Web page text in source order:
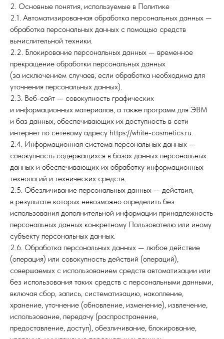
2. Основные понятия, используемые в Политике
2.1. Автоматизированная обработка персональных данных —
обработка персональных данных с помощью средств
вычислительной техники.
2.2. Блокирование персональных данных — временное
прекращение обработки персональных данных
(за исключением случаев, если обработка необходима для
уточнения персональных данных).
2.3. Веб-сайт — совокупность графических
и информационных материалов, а также программ для ЭВМ
и баз данных, обеспечивающих их доступность в сети
интернет по сетевому адресу https://white-cosmetics.ru.
2.4. Информационная система персональных данных —
совокупность содержащихся в базах данных персональных
данных и обеспечивающих их обработку информационных
технологий и технических средств.
2.5. Обезличивание персональных данных — действия,
в результате которых невозможно определить без
использования дополнительной информации принадлежность
персональных данных конкретному Пользователю или иному
субъекту персональных данных.
2.6. Обработка персональных данных — любое действие
(операция) или совокупность действий (операций),
совершаемых с использованием средств автоматизации или
без использования таких средств с персональными данными,
включая сбор, запись, систематизацию, накопление,
хранение, уточнение (обновление, изменение), извлечение,
использование, передачу (распространение,
предоставление, доступ), обезличивание, блокирование,